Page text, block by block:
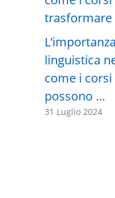
linguistica
come i
possono …
31 Luglio 2024